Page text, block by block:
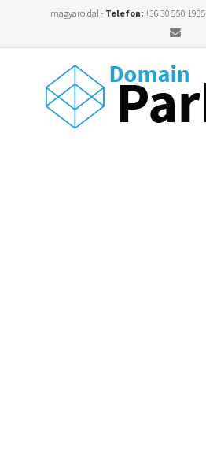
magyaroldal - Telefon: +36 30 550 1935
Email